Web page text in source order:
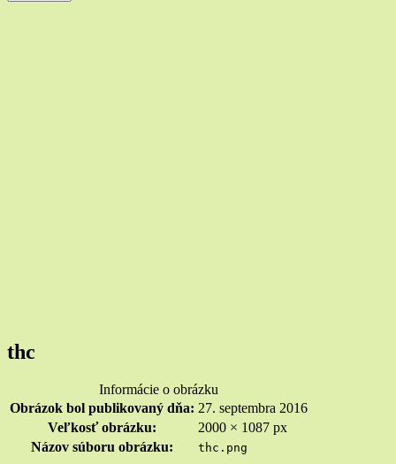
thc
Informácie o obrázku
Obrázok bol publikovaný dňa: 27. septembra 2016
Veľkosť obrázku:
2000 × 1087 px
Názov súboru obrázku:
thc.png